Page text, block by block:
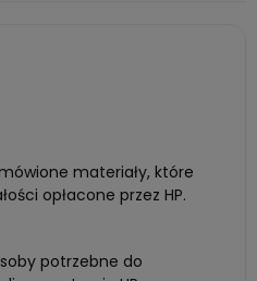
materiały, które
opłacone przez HP.
potrzebne do